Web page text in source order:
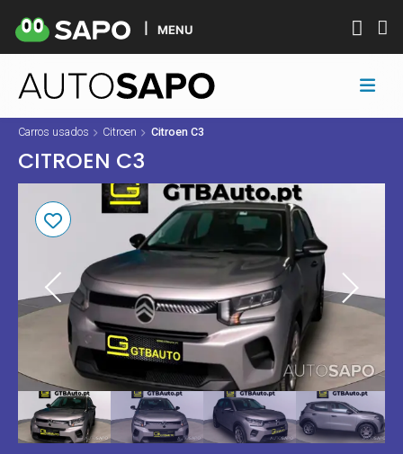
MENU
Carros usados Citroen Citroen C3
CITROEN C3